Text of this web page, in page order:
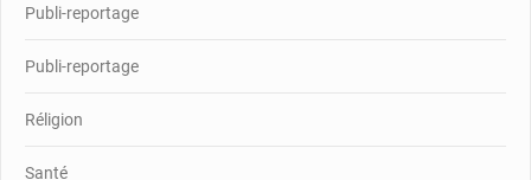
Publi-reportage
Publi-reportage
Réligion
Santé